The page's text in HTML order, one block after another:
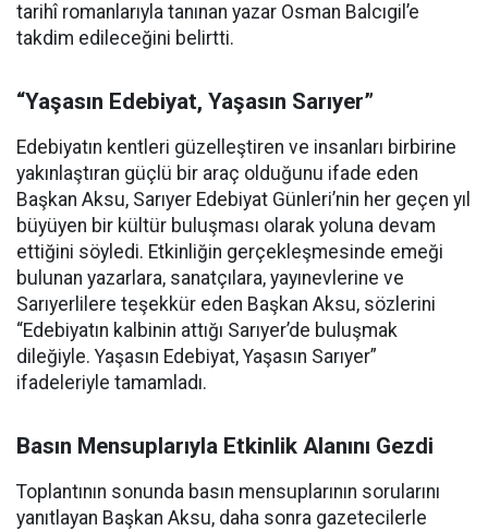
tarihî romanlarıyla tanınan yazar Osman Balcıgil’e
takdim edileceğini belirtti.
“Yaşasın Edebiyat, Yaşasın Sarıyer”
Edebiyatın kentleri güzelleştiren ve insanları birbirine
yakınlaştıran güçlü bir araç olduğunu ifade eden
Başkan Aksu, Sarıyer Edebiyat Günleri’nin her geçen yıl
büyüyen bir kültür buluşması olarak yoluna devam
ettiğini söyledi. Etkinliğin gerçekleşmesinde emeği
bulunan yazarlara, sanatçılara, yayınevlerine ve
Sarıyerlilere teşekkür eden Başkan Aksu, sözlerini
“Edebiyatın kalbinin attığı Sarıyer’de buluşmak
dileğiyle. Yaşasın Edebiyat, Yaşasın Sarıyer”
ifadeleriyle tamamladı.
Basın Mensuplarıyla Etkinlik Alanını Gezdi
Toplantının sonunda basın mensuplarının sorularını
yanıtlayan Başkan Aksu, daha sonra gazetecilerle